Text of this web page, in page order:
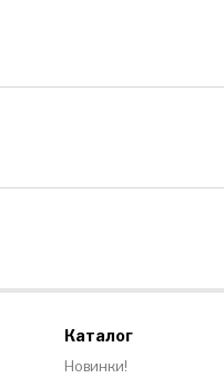
Каталог
Новинки!